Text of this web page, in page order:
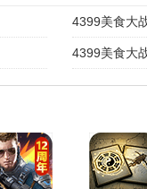
4399美食大
4399美食大